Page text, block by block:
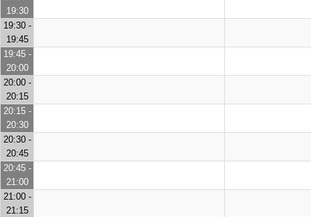
19:30
19:30 -
19:45
19:45 -
20:00
20:00 -
20:15
20:15 -
20:30
20:30 -
20:45
20:45 -
21:00
21:00 -
21:15